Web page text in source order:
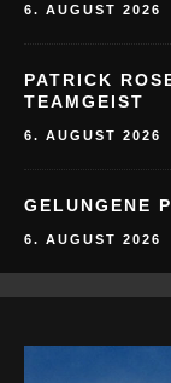
6. AUGUST 2026
PATRICK
TEAMGEIST
6. AUGUST 2026
GELUNGENE
6. AUGUST 2026